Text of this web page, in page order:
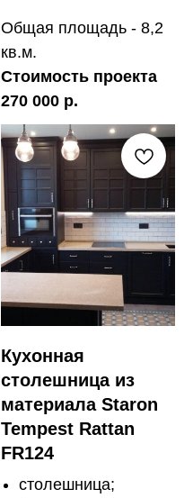
Общая площадь - 8,2
кв.м.
Стоимость проекта
270 000 р.
Кухонная
столешница из
материала Staron
Tempest Rattan
FR124
столешница;